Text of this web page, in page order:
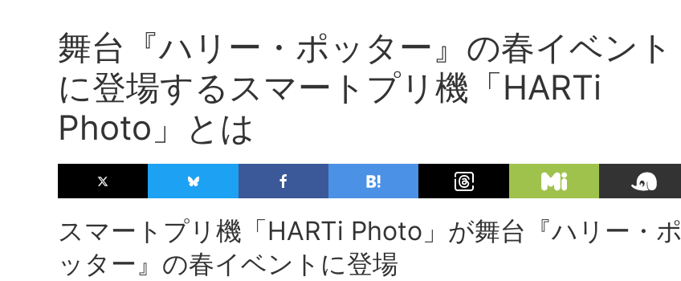
舞台『ハリー・ポッター』の春イベント
に登場するスマートプリ機「HARTi
Photo」とは
スマートプリ機「HARTi Photo」が舞台『ハリー・ポ
ッター』の春イベントに登場